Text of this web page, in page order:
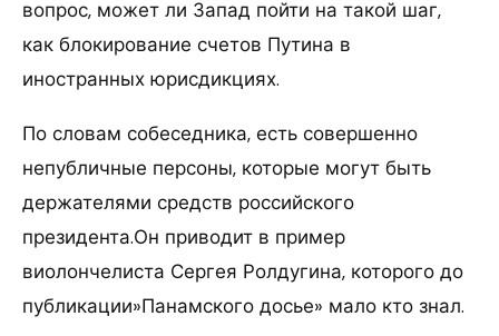
вопрос, может ли Запад пойти на такой шаг,
как блокирование счетов Путина в
иностранных юрисдикциях.
По словам собеседника, есть совершенно
непубличные персоны, которые могут быть
держателями средств российского
президента.Он приводит в пример
виолончелиста Сергея Ролдугина, которого до
публикации»Панамского досье» мало кто знал.